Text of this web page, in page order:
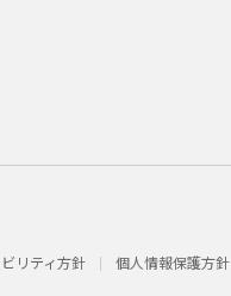
リティ方針 個人情報保護方針